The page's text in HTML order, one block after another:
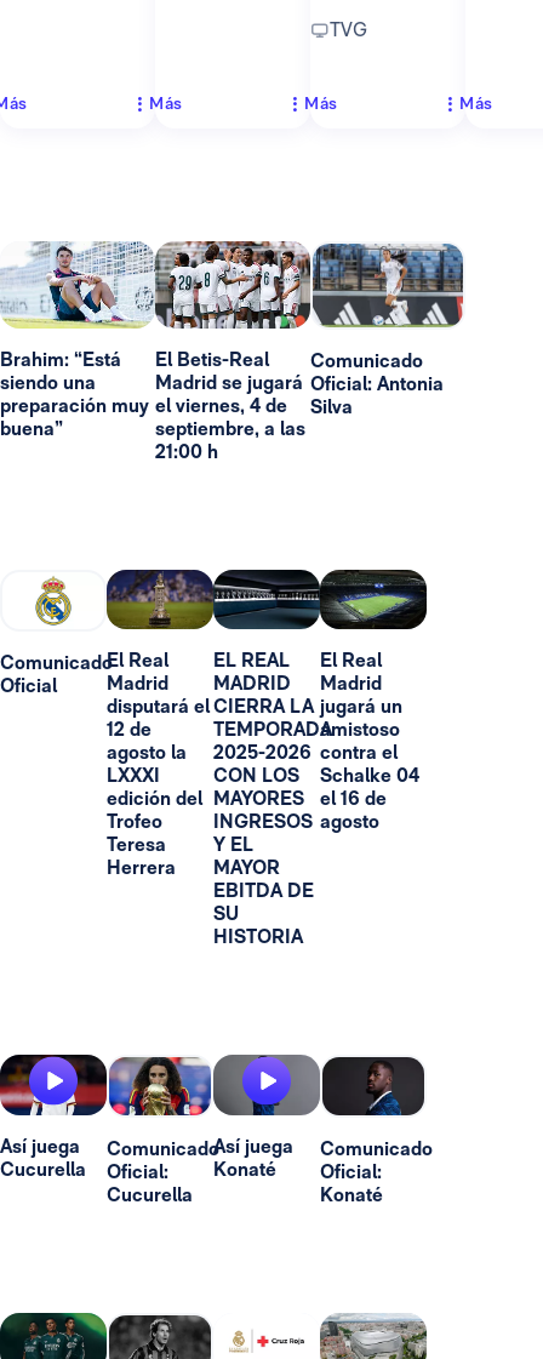
Más
TVG
Más Más
Brahim: “Está
siendo una
preparación muy
buena”
El Betis-Real
Madrid se jugará
el viernes, 4 de
septiembre, a las
21:00 h
Comunicado
Oficial: Antonia
Silva
Comunicado
Oficial
El Real
Madrid
disputará el
12 de
agosto la
LXXXI
edición del
Trofeo
Teresa
Herrera
EL REAL
MADRID
CIERRA LA
TEMPORADA
2025-2026
CON LOS
MAYORES
INGRESOS
Y EL
MAYOR
EBITDA DE
SU
HISTORIA
El Real
Madrid
jugará un
amistoso
contra el
Schalke 04
el 16 de
agosto
Así juega
Cucurella
Comunicado
Oficial:
Cucurella
Así juega
Konaté
Comunicado
Oficial:
Konaté